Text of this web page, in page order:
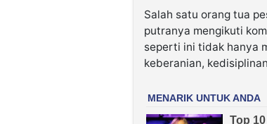
Salah satu orang tua
putranya mengikuti
seperti ini tidak hanya
keberanian,